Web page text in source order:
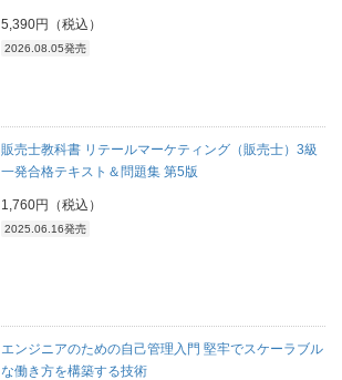
5,390円（税込）
2026.08.05発売
販売士教科書 リテールマーケティング（販売士）3級
一発合格テキスト＆問題集 第5版
1,760円（税込）
2025.06.16発売
エンジニアのための自己管理入門 堅牢でスケーラブル
な働き方を構築する技術